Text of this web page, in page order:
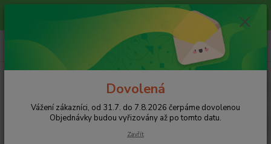
Vážení zákazníci, od 31.7. do 7.8.2026 čerpáme dovolenou
Objednávky budou vyřizovány až po tomto datu.
+420 608 754 282
pište email, pokud nezvedám tel.
Dovolená
Vážení zákazníci, od 31.7. do 7.8.2026 čerpáme dovolenou
Objednávky budou vyřizovány až po tomto datu.
Zavřít